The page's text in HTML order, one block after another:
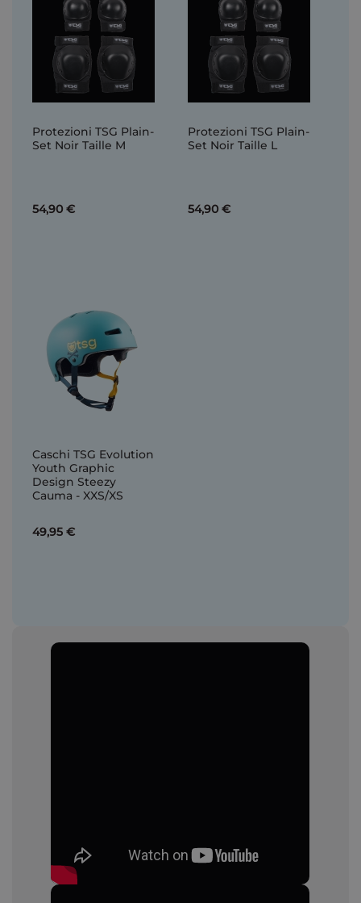
Protezioni TSG Plain-
Set Noir Taille M
54,90 €
Protezioni TSG Plain-
Set Noir Taille L
54,90 €
Caschi TSG Evolution
Youth Graphic
Design Steezy
Cauma - XXS/XS
49,95 €